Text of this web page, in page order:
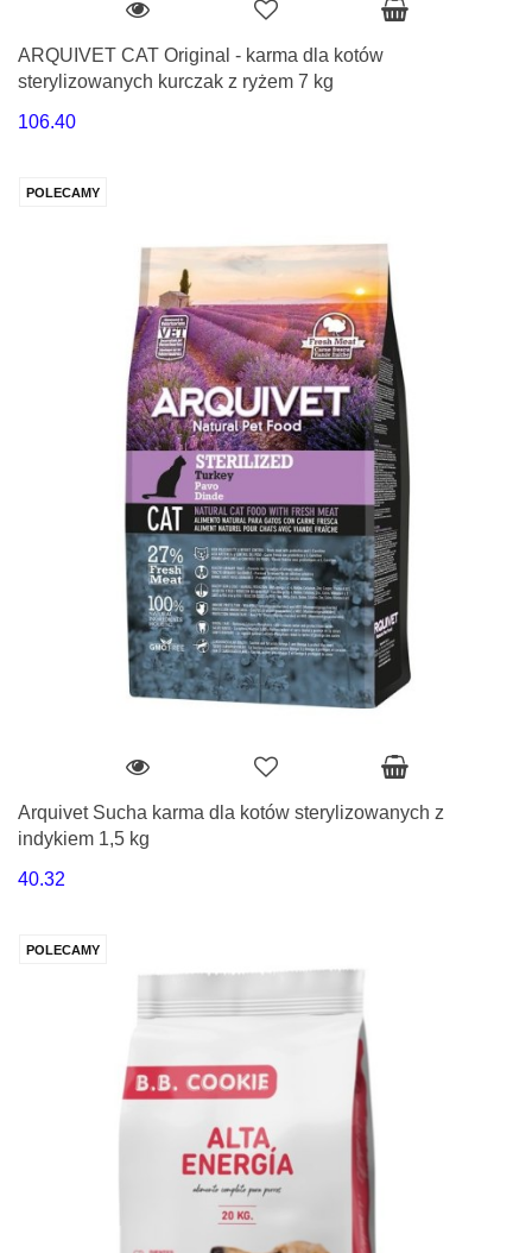
ARQUIVET CAT Original - karma dla kotów
sterylizowanych kurczak z ryżem 7 kg
106.40
POLECAMY
Arquivet Sucha karma dla kotów sterylizowanych z
indykiem 1,5 kg
40.32
POLECAMY